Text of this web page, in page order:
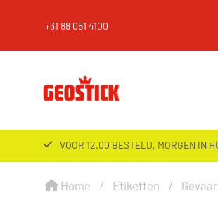
+31 88 051 4100
VOOR 12.00 BESTELD, MORGEN IN
Home Etiketten